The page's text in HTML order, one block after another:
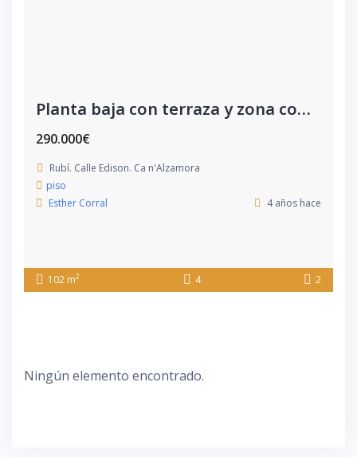
Planta baja con terraza y zona comunitaria
290.000€
Rubí. Calle Edison. Ca n'Alzamora
piso
Esther Corral
4 años hace
102 m2 4 2
Ningún elemento encontrado.